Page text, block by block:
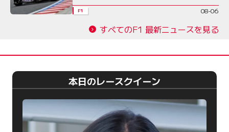
F1 08-06
すべてのF1 最新ニュースを見る
本日のレースクイーン